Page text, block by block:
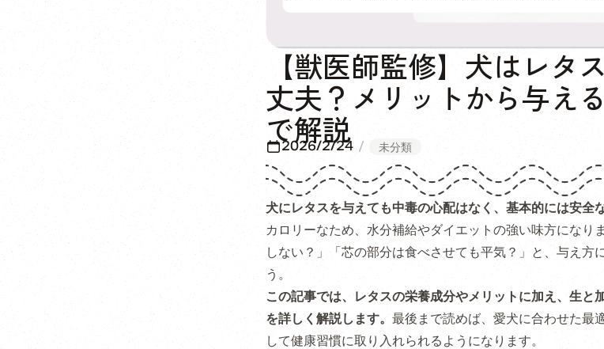
【獣医師監修】犬はレタ
丈夫？メリットから与え
で解説
2026/2/24 未分類
犬にレタスを与えても中毒の心配はなく、基本的には安全
カロリーなため、水分補給やダイエットの強い味方になり
しない？」「芯の部分は食べさせても平気？」と、与え方
う。
この記事では、レタスの栄養成分やメリットに加え、生と
を詳しく解説します。 最後まで読めば、愛犬に合わせた最
して健康習慣に取り入れられるようになります。